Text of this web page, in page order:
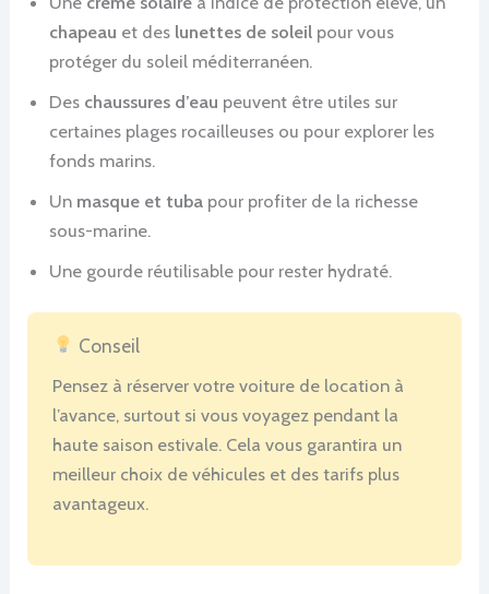
chapeau et des lunettes de soleil pour vous
protéger du soleil méditerranéen.
Des chaussures d’eau peuvent être utiles sur
certaines plages rocailleuses ou pour explorer les
fonds marins.
Un masque et tuba pour profiter de la richesse
sous-marine.
Une gourde réutilisable pour rester hydraté.
Conseil
Pensez à réserver votre voiture de location à
l’avance, surtout si vous voyagez pendant la
haute saison estivale. Cela vous garantira un
meilleur choix de véhicules et des tarifs plus
avantageux.